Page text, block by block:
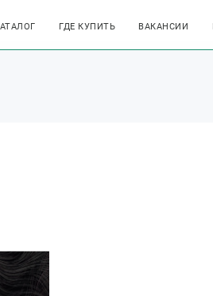
ГДЕ КУПИТЬ ВАКАНСИИ